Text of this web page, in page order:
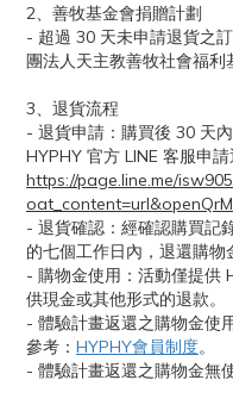
2、善牧基金會捐贈計劃
- 超過 30 天未申請退貨之
團法人天主教善牧社會福利
3、退貨流程
- 退貨申請：購買後 30 天
HYPHY 官方 LINE 客服申請
https://page.line.me/
- 退貨確認：經確認購買記
的七個工作日內，退還購物
- 購物金使用：活動僅提供
供現金或其他形式的退款。
- 體驗計畫返還之購物金使
參考： HYPHY會員制度。
- 體驗計畫返還之購物金無